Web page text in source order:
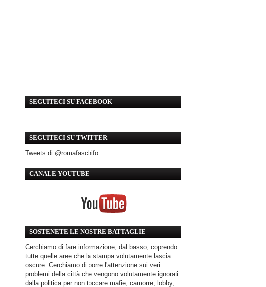
SEGUITECI SU FACEBOOK
SEGUITECI SU TWITTER
Tweets di @romafaschifo
CANALE YOUTUBE
SOSTENETE LE NOSTRE BATTAGLIE
Cerchiamo di fare informazione, dal basso, coprendo
tutte quelle aree che la stampa volutamente lascia
oscure. Cerchiamo di porre l'attenzione sui veri
problemi della città che vengono volutamente ignorati
dalla politica per non toccare mafie, camorre, lobby,